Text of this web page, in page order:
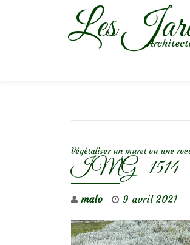
Les
Végétaliser un muret ou une
IMG_1514
malo 9 avril 2021